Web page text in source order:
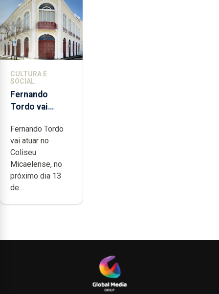
CULTURA E
SOCIAL
Fernando
Tordo vai
anos de
carreira no
Coliseu
Micaelense
Fernando Tordo
vai atuar no
Coliseu
Micaelense, no
próximo dia 13
de...